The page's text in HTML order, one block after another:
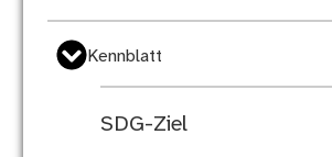
Kennblatt
SDG-Ziel